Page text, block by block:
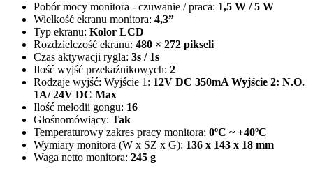
Pobór mocy monitora - czuwanie / praca: 1,5 W / 5 W
Wielkość ekranu monitora: 4,3”
Typ ekranu: Kolor LCD
Rozdzielczość ekranu: 480 × 272 pikseli
Czas aktywacji rygla: 3s / 1s
Ilość wyjść przekaźnikowych: 2
Rodzaje wyjść: Wyjście 1: 12V DC 350mA Wyjście 2: N.O.
1A/ 24V DC Max
Ilość melodii gongu: 16
Głośnomówiący: Tak
Temperaturowy zakres pracy monitora: 0ºC ~ +40ºC
Wymiary monitora (W x SZ x G): 136 x 143 x 18 mm
Waga netto monitora: 245 g